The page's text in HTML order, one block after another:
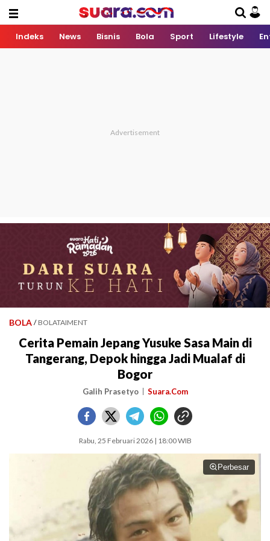
Indeks News Bisnis Bola Sport Lifestyle
BOLA / BOLATAIMENT
Cerita Pemain Jepang Yusuke Sasa Main di
Tangerang, Depok hingga Jadi Mualaf di
Bogor
Galih Prasetyo Suara.Com
Rabu, 25 Februari 2026 | 18:00 WIB
Perbesar